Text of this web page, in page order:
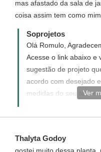
mas afastado da sala de
coisa assim tem como
Soprojetos
Olá Romulo,
Acesse o link abaixo e
sugestão de projeto
acordo com desejado
medidas do seu
casas/3-quartos-com-
Ver
Thalyta Godoy